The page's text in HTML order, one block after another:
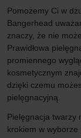
Pomożemy Ci w
Bangerhead
znaczy, że nie
Prawidłowa
promiennego
kosmetycznym
dzięki czemu
pielęgnacyjną.
Pielęgnacja twarzy
krokiem w